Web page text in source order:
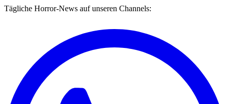
Tägliche Horror-News auf unseren Channels: